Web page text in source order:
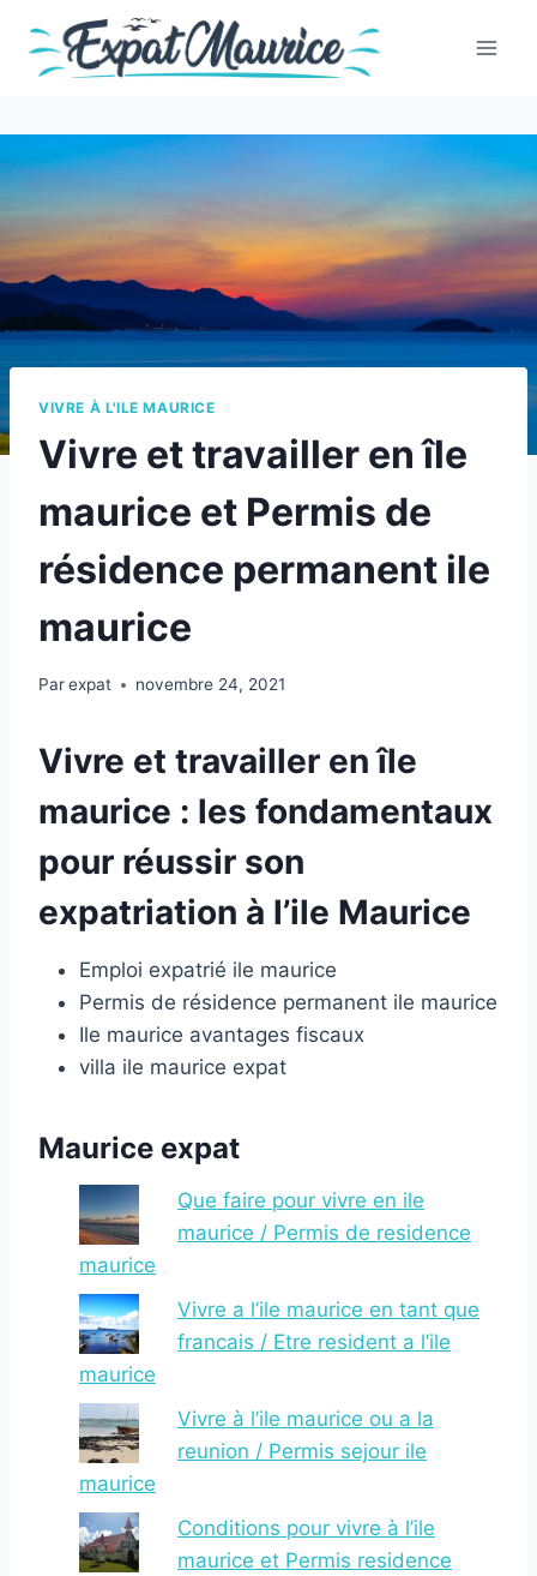
content
VIVRE À L'ILE MAURICE
Vivre et travailler en île
maurice et Permis de
résidence permanent ile
maurice
Parexpat novembre 24, 2021
Vivre et travailler en île
maurice : les fondamentaux
pour réussir son
expatriation à l’ile Maurice
Emploi expatrié ile maurice
Permis de résidence permanent ile maurice
Ile maurice avantages fiscaux
villa ile maurice expat
Maurice expat
Que faire pour vivre en ile
maurice / Permis de residence
maurice
Vivre a l’ile maurice en tant que
francais / Etre resident a l’ile
maurice
Vivre à l’ile maurice ou a la
reunion / Permis sejour ile
maurice
Conditions pour vivre à l’ile
maurice et Permis residence